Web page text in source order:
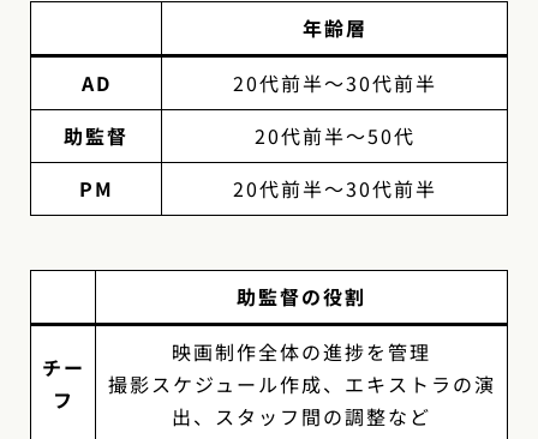
年齢層
AD
20代前半〜30代前半
助監督
20代前半〜50代
PM
20代前半〜30代前半
助監督の役割
チー
フ
映画制作全体の進捗を管理
撮影スケジュール作成、エキストラの演
出、スタッフ間の調整など